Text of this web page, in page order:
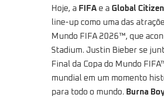
Hoje, a FIFA e a Global Citizen
line-up como uma das
Mundo FIFA 2026™, que
Stadium. Justin Bieber se
Final da Copa do Mundo
mundial em um momento
para todo o mundo. Burna